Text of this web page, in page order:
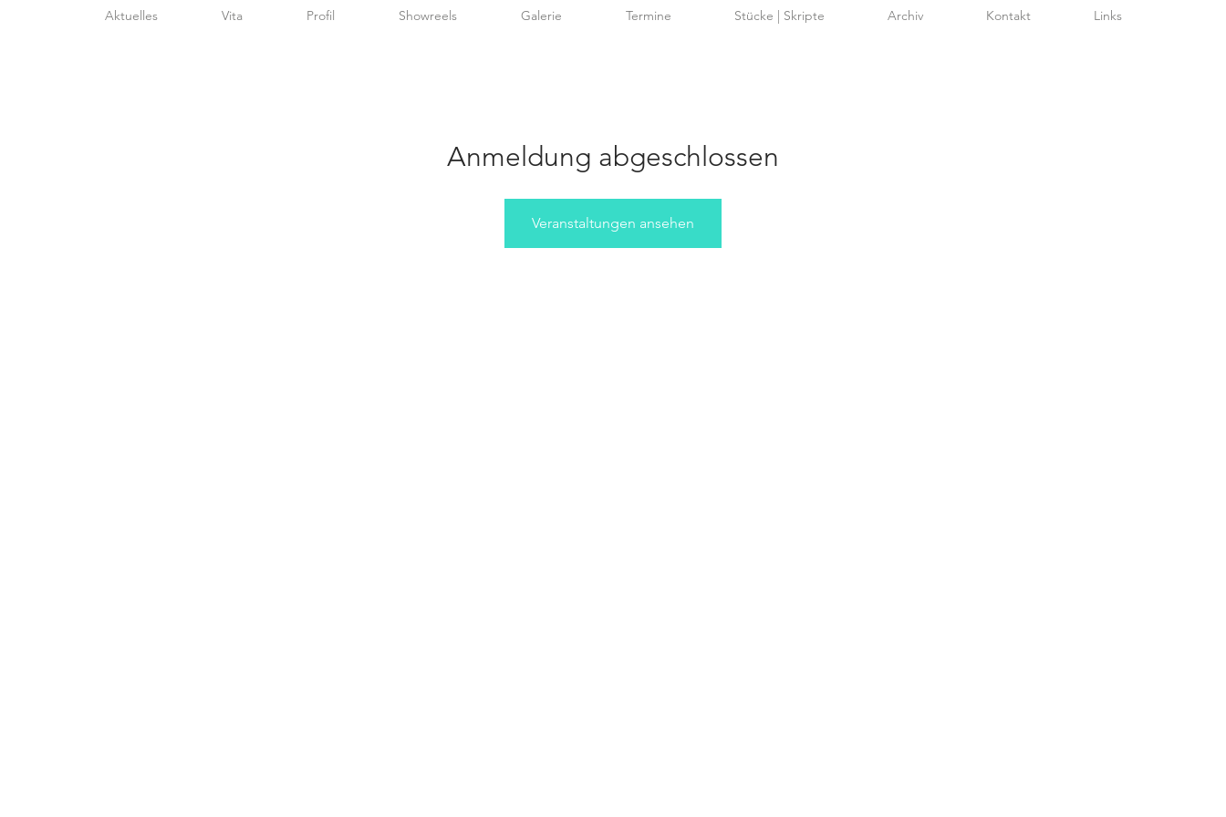
Aktuelles Vita Profil Showreels Galerie Termine Stücke | Skripte Archiv Kontakt Links
Anmeldung abgeschlossen
Veranstaltungen ansehen